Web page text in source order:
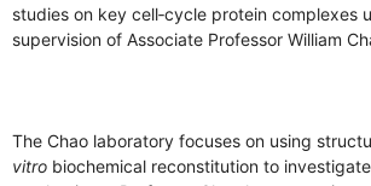
studies on key cell‐cycle protein complexes
supervision of Associate Professor William
The Chao laboratory focuses on using
vitro biochemical reconstitution to